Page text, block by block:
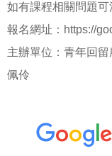
如有課程相關問題
報名網址： https://
主辦單位：青年回
佩伶